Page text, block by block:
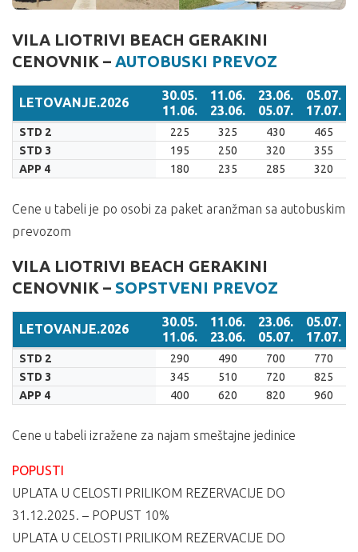
VILA LIOTRIVI BEACH GERAKINI
CENOVNIK – AUTOBUSKI PREVOZ
LETOVANJE.2026
30.05.
11.06.
11.06.
23.06.
23.06.
05.07.
05.07.
17.07.
LETOVANJE.2026
30.05.
11.06.
11.06.
23.06.
23.06.
05.07.
05.07.
17.07.
STD 2 225 325 430
465
STD 3
195 250 320
355
APP 4
180 235 285 320
Cene u tabeli je po osobi za paket aranžman sa autobuskim
prevozom
VILA LIOTRIVI BEACH GERAKINI
CENOVNIK – SOPSTVENI PREVOZ
LETOVANJE.2026
30.05.
11.06.
11.06.
23.06.
23.06.
05.07.
05.07.
17.07.
LETOVANJE.2026
30.05.
11.06.
11.06.
23.06.
23.06.
05.07.
05.07.
17.07.
STD 2 290 490 700
770
STD 3
345 510 720
825
APP 4
400 620 820 960
Cene u tabeli izražene za najam smeštajne jedinice
POPUSTI
UPLATA U CELOSTI PRILIKOM REZERVACIJE DO
31.12.2025. – POPUST 10%
UPLATA U CELOSTI PRILIKOM REZERVACIJE DO